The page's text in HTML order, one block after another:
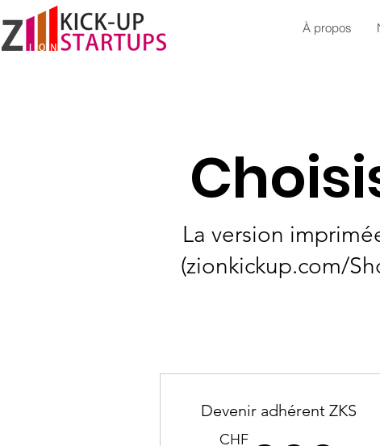
À propos
La version
(zionkickup.com/
Devenir adhérent ZKS
CHF